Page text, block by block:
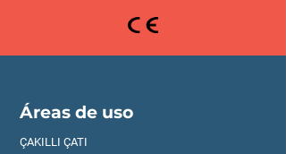
Áreas de uso
ÇAKILLI ÇATI